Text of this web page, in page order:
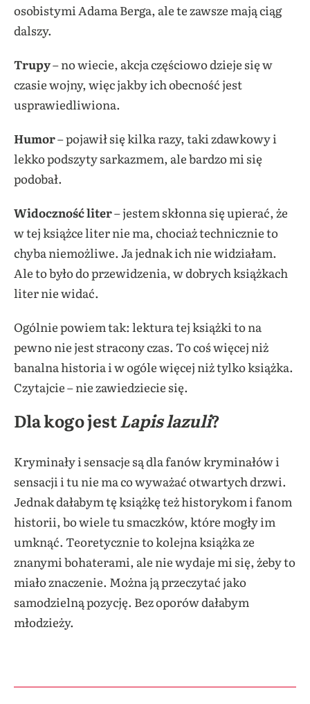
osobistymi Adama Berga, ale te zawsze mają ciąg
dalszy.
Trupy– no wiecie, akcja częściowo dzieje się w
czasie wojny, więc jakby ich obecność jest
usprawiedliwiona.
Humor– pojawił się kilka razy, taki zdawkowy i
lekko podszyty sarkazmem, ale bardzo mi się
podobał.
Widoczność liter– jestem skłonna się upierać, że
w tej książce liter nie ma, chociaż technicznie to
chyba niemożliwe. Ja jednak ich nie widziałam.
Ale to było do przewidzenia, w dobrych książkach
liter nie widać.
Ogólnie powiem tak: lektura tej książki to na
pewno nie jest stracony czas. To coś więcej niż
banalna historia i w ogóle więcej niż tylko książka.
Czytajcie – nie zawiedziecie się.
Dla kogo jestLapis lazuli?
Kryminały i sensacje są dla fanów kryminałów i
sensacji i tu nie ma co wyważać otwartych drzwi.
Jednak dałabym tę książkę też historykom i fanom
historii, bo wiele tu smaczków, które mogły im
umknąć. Teoretycznie to kolejna książka ze
znanymi bohaterami, ale nie wydaje mi się, żeby to
miało znaczenie. Można ją przeczytać jako
samodzielną pozycję. Bez oporów dałabym
młodzieży.